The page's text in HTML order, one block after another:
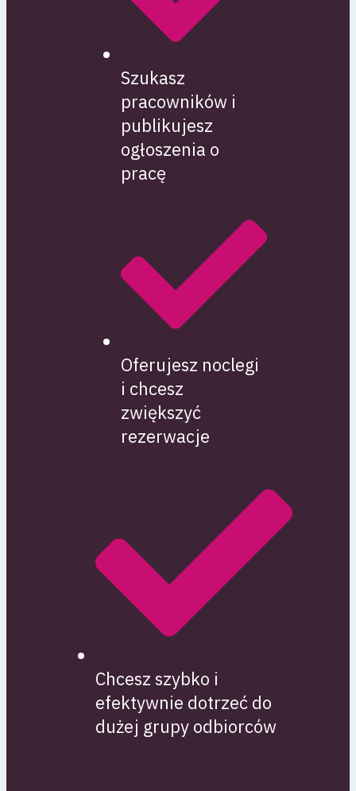
Szukasz
pracowników i
publikujesz
ogłoszenia o
pracę
Oferujesz noclegi
i chcesz
zwiększyć
rezerwacje
Chcesz szybko i
efektywnie dotrzeć do
dużej grupy odbiorców